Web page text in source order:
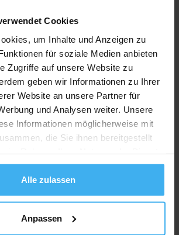
Cookies
um Inhalte und Anzeigen zu
für soziale Medien anbieten
Zugriffe auf unsere Website zu
geben wir Informationen zu Ihrer
Website an unsere Partner für
und Analysen weiter. Unsere
Informationen möglicherweise mit
die Sie ihnen bereitgestellt
Alle zulassen
Anpassen